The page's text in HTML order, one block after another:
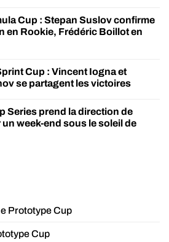
Cup : Stepan Suslov confirme
en Rookie, Frédéric Boillot en
Cup : Vincent Iogna et
se partagent les victoires
Series prend la direction de
week-end sous le soleil de
Prototype Cup
Cup